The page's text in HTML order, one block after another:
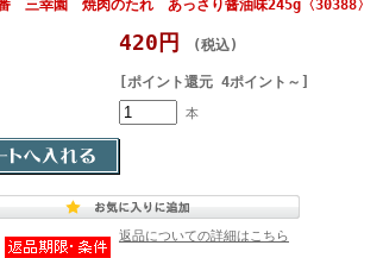
三幸園 焼肉のたれ あっさり醤油味245g〈30388〉
420円 (税込)
[ポイント還元 4ポイント～]
本
返品についての詳細はこちら